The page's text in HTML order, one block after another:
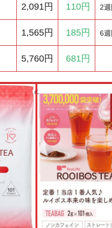
2,091円 110円 2
1,565円 185円 6
5,760円 681円